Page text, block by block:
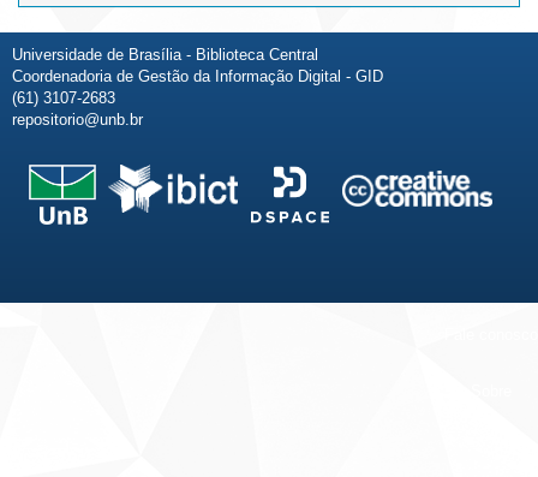
Universidade de Brasília - Biblioteca Central
Coordenadoria de Gestão da Informação Digital - GID
(61) 3107-2683
repositorio@unb.br